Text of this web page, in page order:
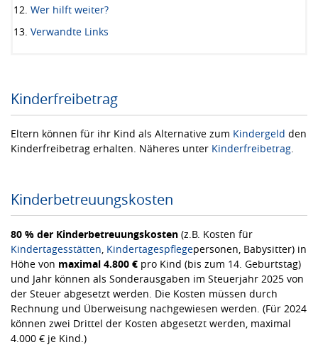
Wer hilft weiter?
Verwandte Links
Kinderfreibetrag
Eltern können für ihr Kind als Alternative zum Kindergeld den
Kinderfreibetrag erhalten. Näheres unter Kinderfreibetrag
Kinderbetreuungskosten
80 % der Kinderbetreuungskosten (z.B. Kosten für
Kindertagesstätten Kindertagespflegepersonen, Babysitter) in
Höhe von maximal 4.800 € pro Kind (bis zum 14. Geburtstag)
und Jahr können als Sonderausgaben im Steuerjahr 2025 von
der Steuer abgesetzt werden. Die Kosten müssen durch
Rechnung und Überweisung nachgewiesen werden. (Für 2024
können zwei Drittel der Kosten abgesetzt werden, maximal
4.000 € je Kind.)